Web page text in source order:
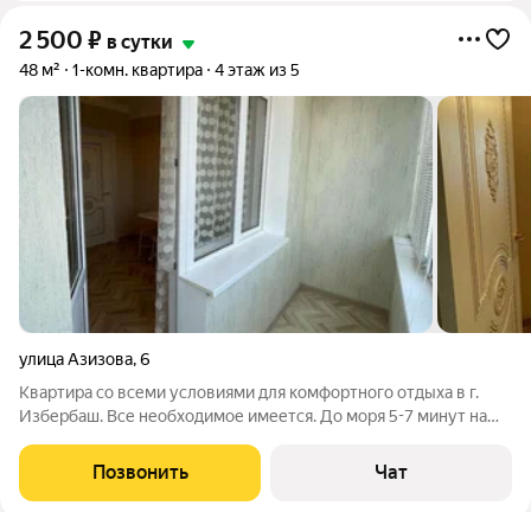
2 500 ₽ в сутки
48 м² 1-комн. квартира 4 этаж из 5
улица Азизова,6
Квартира со всеми условиями для комфортного отдыха в г.
Избербаш. Все необходимое имеется. До моря 5-7 минут на
Позвонить Чат